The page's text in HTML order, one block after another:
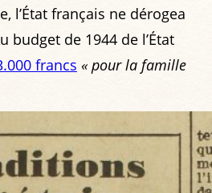
l’État français ne dérogea
budget de 1944 de l’État
francs « pour la famille